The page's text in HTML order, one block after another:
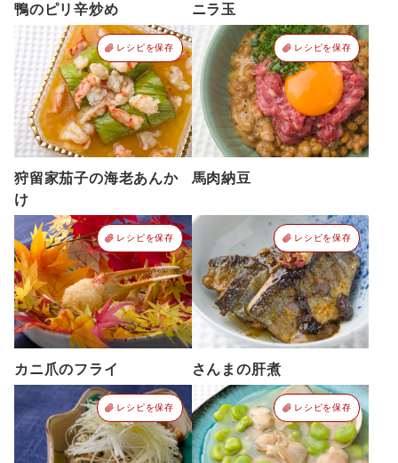
鴨のピリ辛炒め ニラ玉
レシピを保存
狩留家茄子の海老あんか
け
レシピを保存
馬肉納豆
レシピを保存
カニ爪のフライ
レシピを保存
さんまの肝煮
レシピを保存 レシピを保存